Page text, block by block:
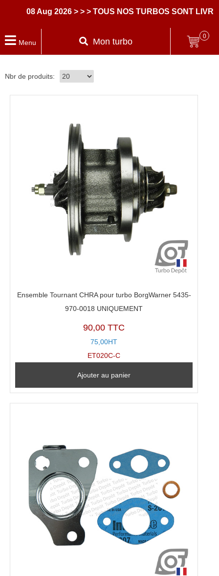
08 Aug 2026 > > > TOUS NOS TURBOS SONT LIVRES
Menu Mon turbo
0
Nbr de produits:
Ensemble Tournant CHRA pour turbo BorgWarner 5435-
970-0018 UNIQUEMENT
90,00 TTC
75,00HT
ET020C-C
Ajouter au panier